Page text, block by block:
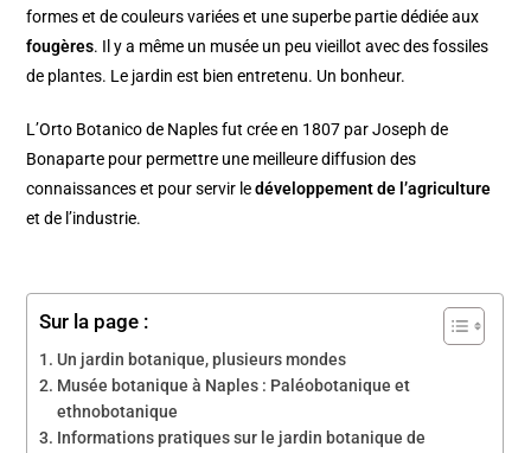
formes et de couleurs variées et une superbe partie dédiée aux
fougères. Il y a même un musée un peu vieillot avec des fossiles
de plantes. Le jardin est bien entretenu. Un bonheur.
L’Orto Botanico de Naples fut crée en 1807 par Joseph de
Bonaparte pour permettre une meilleure diffusion des
connaissances et pour servir ledéveloppement de l’agriculture
et de l’industrie.
Sur la page :
Un jardin botanique, plusieurs mondes
Musée botanique à Naples : Paléobotanique et
ethnobotanique
Informations pratiques sur le jardin botanique de